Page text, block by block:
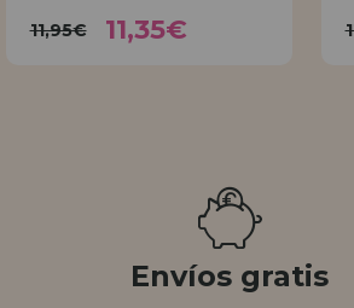
11,95€ 11,35€
Envíos gratis